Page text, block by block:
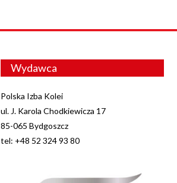
Wydawca
Polska Izba Kolei
ul. J. Karola Chodkiewicza 17
85-065 Bydgoszcz
tel: +48 52 324 93 80